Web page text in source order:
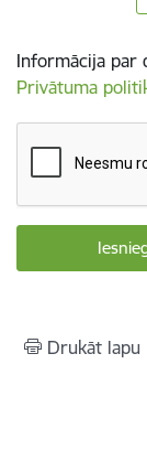
Informācija par
Privātuma
Drukāt lapu